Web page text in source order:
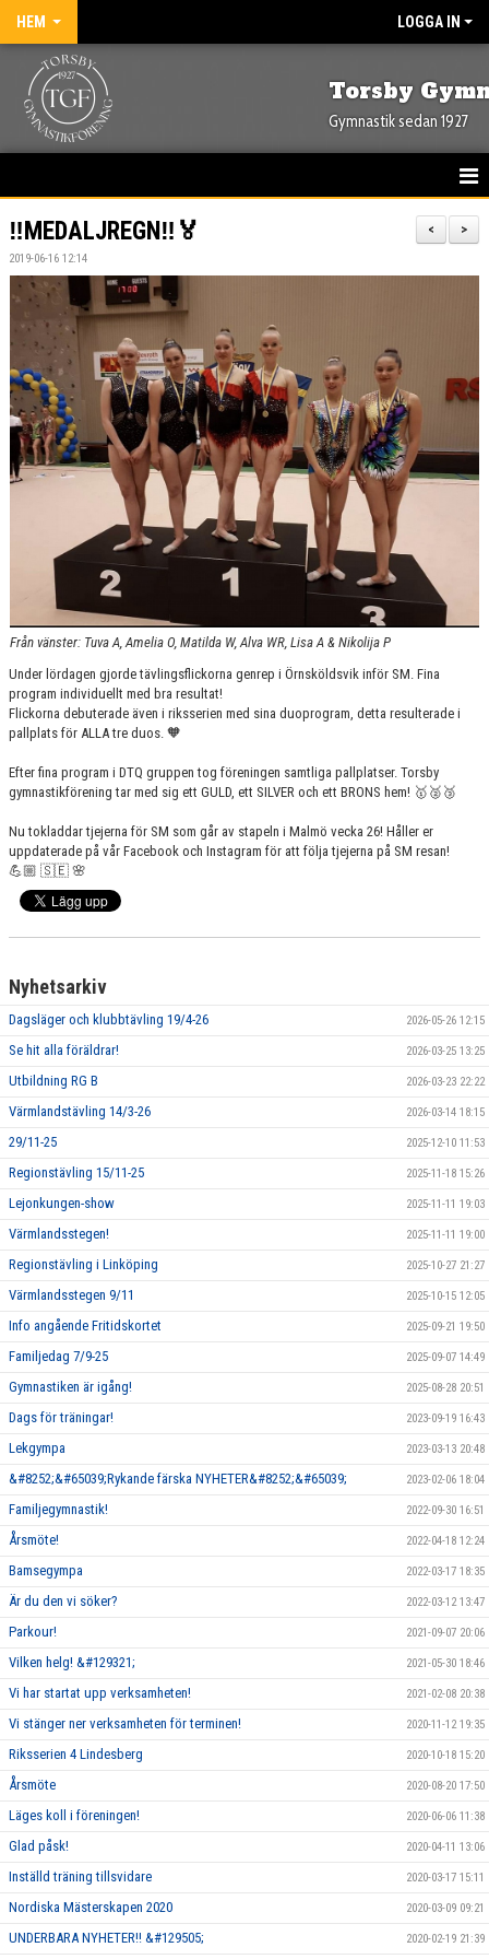
HEM LOGGA IN
Torsby
Gymnastik sedan 1927
HEM
NYHETER
OM FÖRENINGEN
KONTAKT
KALENDER
BILDGALLERI
VÅRA GRUPPER/LEDARE
ANMÄLNINGAR
>
<
‼️MEDALJREGN‼️🏅
2019-06-16 12:14
Från vänster: Tuva A, Amelia O, Matilda W, Alva WR, Lisa A & Nikolija P
Under lördagen gjorde tävlingsflickorna genrep i Örnsköldsvik inför SM. Fina
program individuellt med bra resultat!
Flickorna debuterade även i riksserien med sina duoprogram, detta resulterade i
pallplats för ALLA tre duos. 🧡
Efter fina program i DTQ gruppen tog föreningen samtliga pallplatser. Torsby
gymnastikförening tar med sig ett GULD, ett SILVER och ett BRONS hem! 🥇🥈🥉
Nu tokladdar tjejerna för SM som går av stapeln i Malmö vecka 26! Håller er
uppdaterade på vår Facebook och Instagram för att följa tjejerna på SM resan!
💪🏼 🇸🇪 🌸
Nyhetsarkiv
Dagsläger och klubbtävling 19/4-26 2026-05-26 12:15
Se hit alla föräldrar! 2026-03-25 13:25
Utbildning RG B 2026-03-23 22:22
Värmlandstävling 14/3-26 2026-03-14 18:15
29/11-25 2025-12-10 11:53
Regionstävling 15/11-25 2025-11-18 15:26
Lejonkungen-show 2025-11-11 19:03
Värmlandsstegen! 2025-11-11 19:00
Regionstävling i Linköping 2025-10-27 21:27
Värmlandsstegen 9/11 2025-10-15 12:05
Info angående Fritidskortet 2025-09-21 19:50
Familjedag 7/9-25 2025-09-07 14:49
Gymnastiken är igång! 2025-08-28 20:51
Dags för träningar! 2023-09-19 16:43
Lekgympa 2023-03-13 20:48
&#8252;&#65039;Rykande färska NYHETER&#8252;&#65039; 2023-02-06 18:04
Familjegymnastik! 2022-09-30 16:51
Årsmöte! 2022-04-18 12:24
Bamsegympa 2022-03-17 18:35
Är du den vi söker? 2022-03-12 13:47
Parkour! 2021-09-07 20:06
Vilken helg! &#129321; 2021-05-30 18:46
Vi har startat upp verksamheten! 2021-02-08 20:38
Vi stänger ner verksamheten för terminen! 2020-11-12 19:35
Riksserien 4 Lindesberg 2020-10-18 15:20
Årsmöte 2020-08-20 17:50
Läges koll i föreningen! 2020-06-06 11:38
Glad påsk! 2020-04-11 13:06
Inställd träning tillsvidare 2020-03-17 15:11
Nordiska Mästerskapen 2020 2020-03-09 09:21
UNDERBARA NYHETER!! &#129505; 2020-02-19 21:39